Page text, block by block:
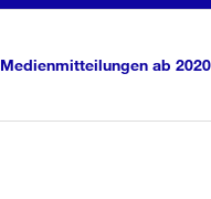
Medienmitteilungen ab 2020